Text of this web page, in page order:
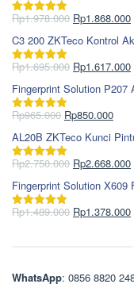
Dinilai5.00
Rp1.978.000 Harga
aslinya
adalah:
Rp1.978.000.
Rp1.868.000
C3 200 ZKTeco Kontrol
Dinilai5.00
Rp1.695.000 Harga
aslinya
adalah:
Rp1.695.000.
Rp1.617.000
Fingerprint Solution
Dinilai5.00
Rp965.000 Harga
aslinya
adalah:
Rp965.000.
Rp850.000Harga
saat
ini
AL20B ZKTeco Kunci
Dinilai5.00
Rp2.750.000 Harga
aslinya
adalah:
Rp2.750.000.
Rp2.668.000
Fingerprint Solution X609
Dinilai5.00
Rp1.489.000 Harga
Rp1.378.000
WhatsApp: 0856 8820